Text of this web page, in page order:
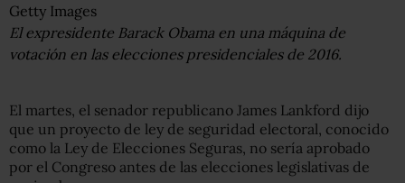
Getty Images
El expresidente Barack Obama en una máquina de
votación en las elecciones presidenciales de 2016.
El martes, el senador republicano James Lankford dijo
que un proyecto de ley de seguridad electoral, conocido
como la Ley de Elecciones Seguras, no sería aprobado
por el Congreso antes de las elecciones legislativas de